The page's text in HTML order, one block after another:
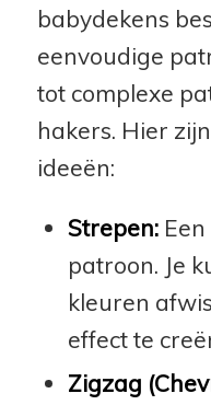
babydekens
eenvoudige
tot complexe
hakers. Hier
ideeën:
Strepen:Een
patroon. Je
kleuren
effect te
Zigzag